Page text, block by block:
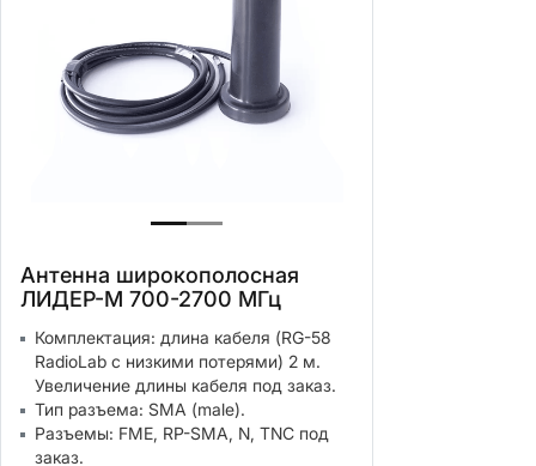
Антенна широкополосная
ЛИДЕР-М 700-2700 МГц
Комплектация: длина кабеля (RG-58
RadioLab с низкими потерями) 2 м.
Увеличение длины кабеля под заказ.
Тип разъема: SMA (male).
Разъемы: FME, RP-SMA, N, TNC под
заказ.